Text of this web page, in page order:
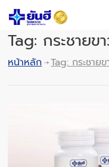
Tag: กระชายข
หน้าหลัก Tag: กระชายข